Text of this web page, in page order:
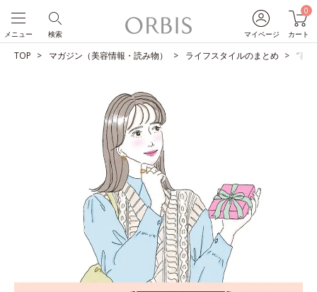
マイページ
0
カート
検索
メニュー
TOP マガジン（美容情報・読み物） ライフスタイルのまとめ “喜